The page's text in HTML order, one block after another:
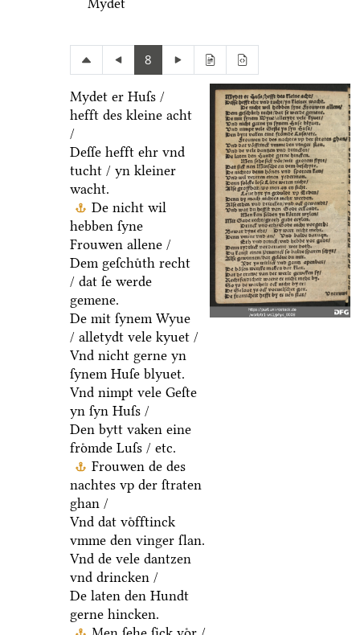
Mydet
8
Mydet er Huſs /
hefft des kleine acht
/
Deſſe hefft ehr vnd
tucht / yn kleiner
wacht.
De nicht wil
hebben ſyne
Frouwen allene /
Dem geſchuͤth recht
/ dat ſe werde
gemene.
De mit ſynem Wyue
/ alletydt vele kyuet /
Vnd nicht gerne yn
ſynem Huſe blyuet.
Vnd nimpt vele Geſte
yn ſyn Huſs /
Den bytt vaken eine
froͤmde Luſs / etc.
Frouwen de des
nachtes vp der ſtraten
ghan /
Vnd dat voͤfftinck
vmme den vinger ſlan.
Vnd de vele dantzen
vnd drincken /
De laten den Hundt
gerne hincken.